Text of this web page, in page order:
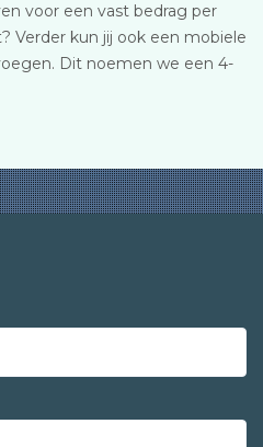
voor een vast bedrag per
Verder kun jij ook een mobiele
Dit noemen we een 4-